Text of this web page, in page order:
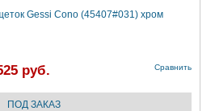
Gessi Cono (45407#031) хром
руб. Сравнить